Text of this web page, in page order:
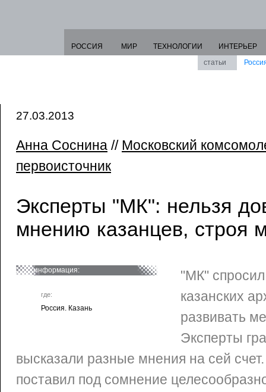
РОССИЯ МИР ТЕХНОЛОГИИ
ИНТЕРЬЕР
статьи
27.03.2013
Анна Соснина // Московский
первоисточник
Эксперты "МК": нельзя
мнению казанцев, строя
информация:
где:
Россия. Казань
"МК"
казанских
развивать
Эксперты
высказали разные мнения на сей
поставил под сомнение